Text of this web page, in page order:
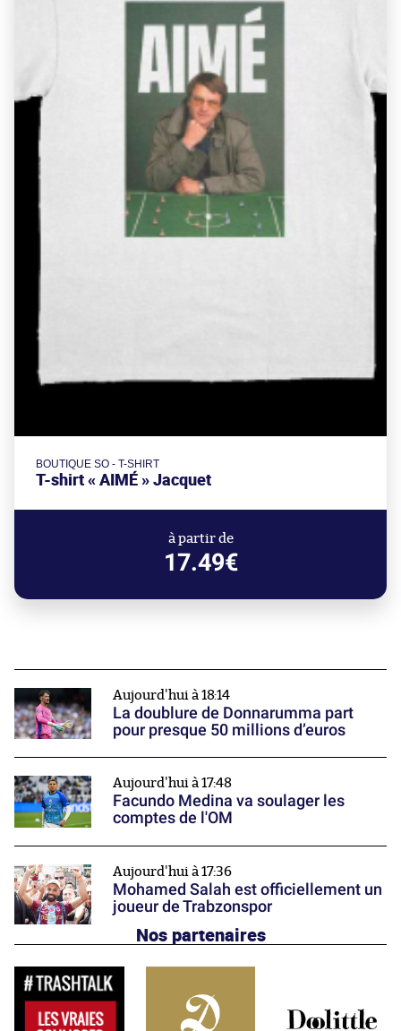
BOUTIQUE SO - T-SHIRT
T-shirt « AIMÉ » Jacquet
à partir de
17.49€
Aujourd'hui à 18:14
La doublure de Donnarumma part
pour presque 50 millions d’euros
Aujourd'hui à 17:48
Facundo Medina va soulager les
comptes de l'OM
Aujourd'hui à 17:36
Mohamed Salah est officiellement un
joueur de Trabzonspor
Nos partenaires